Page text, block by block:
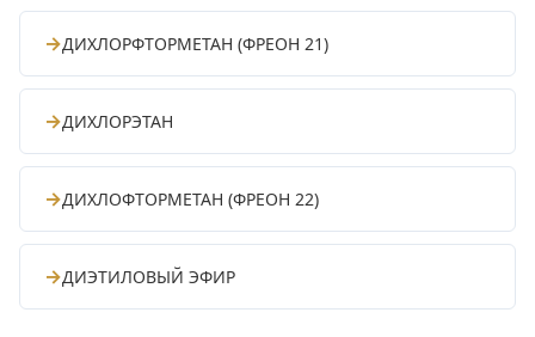
→ДИХЛОРФТОРМЕТАН (ФРЕОН 21)
→ДИХЛОРЭТАН
→ДИХЛОФТОРМЕТАН (ФРЕОН 22)
→ДИЭТИЛОВЫЙ ЭФИР